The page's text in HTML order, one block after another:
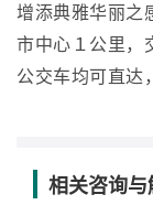
增添典雅华丽之
市中心１公里，
公交车均可直达
相关咨询与